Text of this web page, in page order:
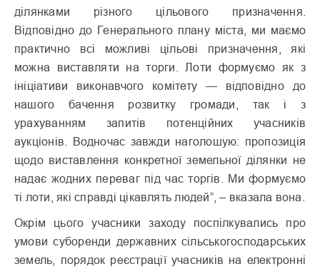
ділянками різного цільового призначення.
Відповідно до Генерального плану міста, ми маємо
практично всі можливі цільові призначення, які
можна виставляти на торги. Лоти формуємо як з
ініціативи виконавчого комітету — відповідно до
нашого бачення розвитку громади, так і з
урахуванням запитів потенційних учасників
аукціонів. Водночас завжди наголошую: пропозиція
щодо виставлення конкретної земельної ділянки не
надає жодних переваг під час торгів. Ми формуємо
ті лоти, які справді цікавлять людей”, – вказала вона.
Окрім цього учасники заходу поспілкувались про
умови суборенди державних сільськогосподарських
земель, порядок реєстрації учасників на електронні